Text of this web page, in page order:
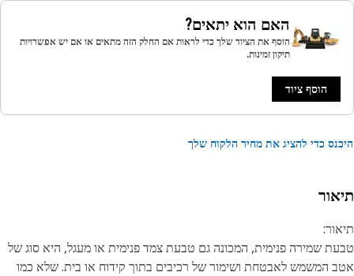
האם הוא יתאים?
הוסף את הציוד שלך כדי לראות אם החלק הזה מתאים או אם יש אפשרויות
תיקון זמינות.
הוסף ציוד
כדי להציג את מחיר הלקוח שלך
שמירה פנימית, המכונה גם טבעת צמד פנימית או מעגל, היא סוג של
המשמש לאבטחת ושימור של רכיבים בתוך קידוח או בית. שלא כמו